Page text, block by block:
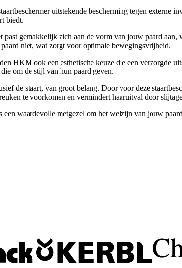
uitstekende bescherming tegen
biedt.
gemakkelijk zich aan de vorm van jouw paard
niet, wat zorgt voor optimale bewegingsvrijheid.
HKM ook een esthetische keuze die een verzorgde
om de stijl van hun paard geven.
de staart, van groot belang. Door voor deze
te voorkomen en vermindert haaruitval door
een waardevolle metgezel om het welzijn van jouw